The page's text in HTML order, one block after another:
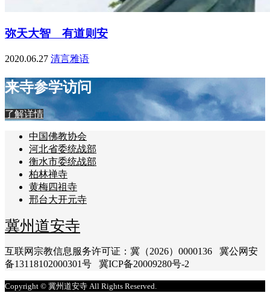
弥天大智 有道则安
2020.06.27 清言雅语
来寺参学访问
了解详情
中国佛教协会
河北省委统战部
衡水市委统战部
柏林禅寺
黄梅四祖寺
邢台大开元寺
冀州道安寺
互联网宗教信息服务许可证：冀（2026）0000136 冀公网安
备13118102000301号 冀ICP备20009280号-2
Copyright © 冀州道安寺 All Rights Reserved.